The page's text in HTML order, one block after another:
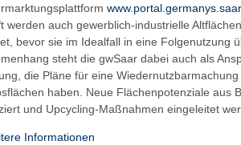
werden auch gewerblich-industrielle
bevor sie im Idealfall in eine Folgenutzung
steht die gwSaar dabei auch als
die Pläne für eine
haben. Neue Flächenpotenziale aus
und Upcycling-Maßnahmen eingeleitet
Informationen